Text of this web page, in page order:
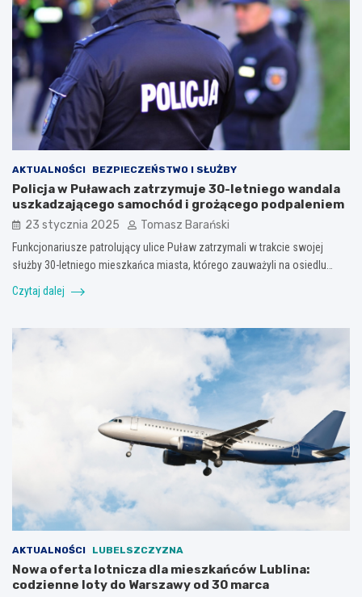
AKTUALNOŚCI BEZPIECZEŃSTWO I SŁUŻBY
Policja w Puławach zatrzymuje 30-letniego wandala
uszkadzającego samochód i grożącego podpaleniem
23 stycznia 2025 Tomasz Barański
Funkcjonariusze patrolujący ulice Puław zatrzymali w trakcie swojej
służby 30-letniego mieszkańca miasta, którego zauważyli na osiedlu…
Czytaj dalej
AKTUALNOŚCI LUBELSZCZYZNA
Nowa oferta lotnicza dla mieszkańców Lublina:
codzienne loty do Warszawy od 30 marca